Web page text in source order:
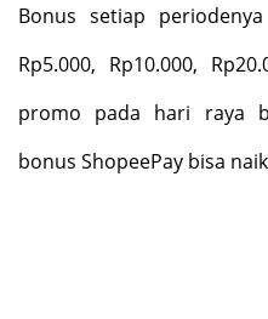
Bonus setiap
Rp5.000, Rp10.000,
promo pada hari raya
bonus ShopeePay bisa